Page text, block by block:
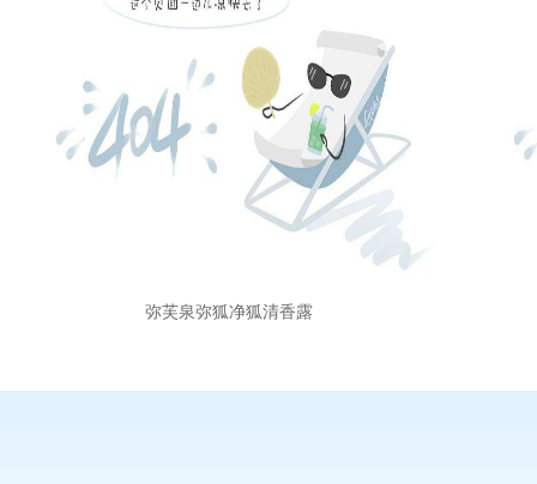
弥芙泉弥狐净狐清香露